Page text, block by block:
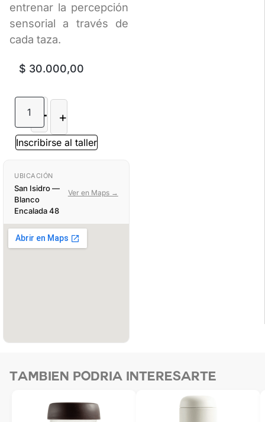
entrenar la percepción
sensorial a través de
cada taza.
$ 30.000,00
- +
Inscribirse al taller
UBICACIÓN
San Isidro —
Blanco
Encalada 48
Ver en Maps →
Tambien podria interesarte